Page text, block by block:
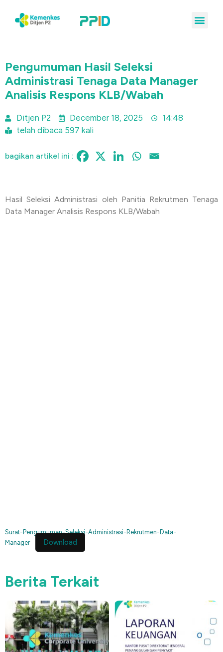
Pengumuman Hasil Seleksi
Administrasi Tenaga Data Manager
Analisis Respons KLB/Wabah
Ditjen P2 December 18, 2025
14:48
telah dibaca 597 kali
bagikan artikel ini :
Hasil Seleksi Administrasi oleh Panitia Rekrutmen Tenaga
Data Manager Analisis Respons KLB/Wabah
Surat-Pengumuman-Seleksi-Administrasi-Rekrutmen-Data-
Manager
Download
Berita Terkait